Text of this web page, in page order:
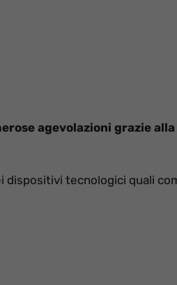
agevolazioni grazie alla
dispositivi tecnologici quali